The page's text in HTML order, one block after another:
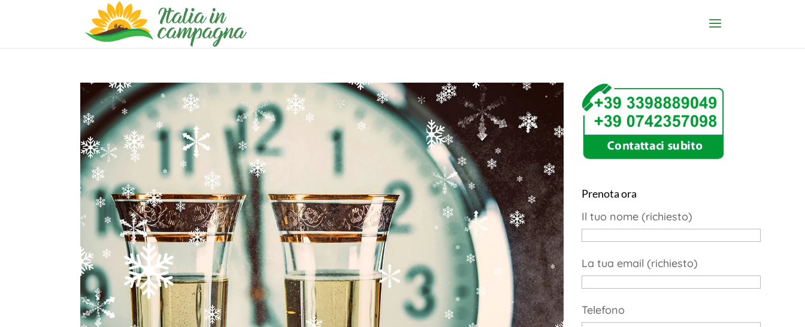
Prenota ora
Il tuo nome (richiesto)
La tua email (richiesto)
Telefono